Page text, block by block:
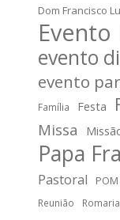
Dom Francisco
Evento
evento
evento
Família Festa
Missa
Papa
Pastoral
POM
Reunião Romaria